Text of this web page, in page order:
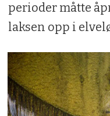
perioder måtte
laksen opp i